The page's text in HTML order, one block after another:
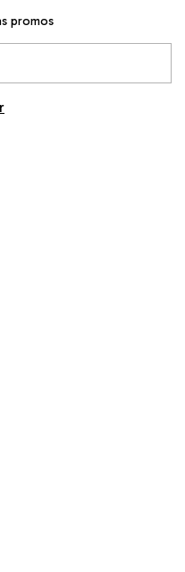
promos